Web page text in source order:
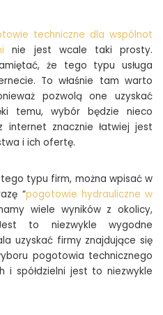
techniczne dla wspólnot
nie jest wcale taki prosty.
że tego typu usługa
To właśnie tam warto
pozwolą one uzyskać
temu, wybór będzie nieco
internet znacznie łatwiej jest
i ich ofertę.
typu firm, można wpisać w
“pogotowie hydrauliczne w
wiele wyników z okolicy,
to niezwykle wygodne
uzyskać firmy znajdujące się
pogotowia technicznego
i spółdzielni jest to niezwykle